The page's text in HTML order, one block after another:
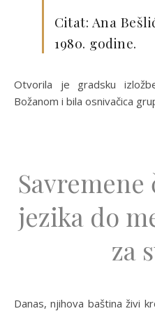
Citat: Ana
1980. godine.
Otvorila je gradsku
Božanom i bila osnivačica
jezika do
za
Danas, njihova baština živi